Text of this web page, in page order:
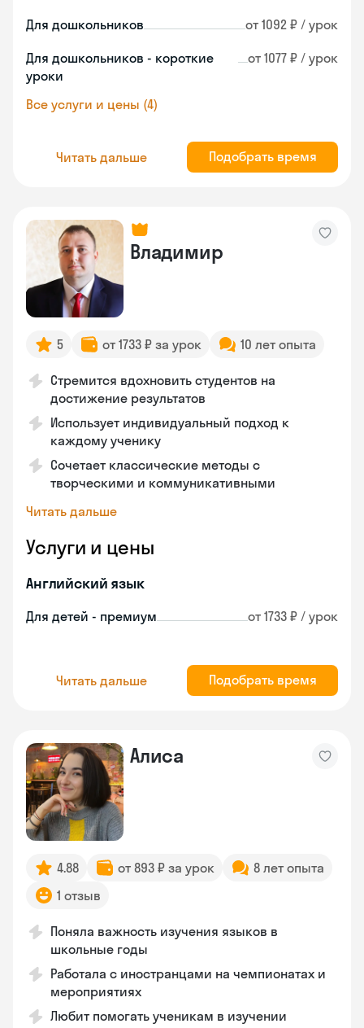
Для дошкольников от 1092 ₽ / урок
Для дошкольников - короткие
уроки
от 1077 ₽ / урок
Все услуги и цены (4)
Читать дальше Подобрать время
Владимир
5 от 1733 ₽ за урок 10 лет опыта
Стремится вдохновить студентов на
достижение результатов
Использует индивидуальный подход к
каждому ученику
Сочетает классические методы с
творческими и коммуникативными
Читать дальше
Услуги и цены
Английский язык
Для детей - премиум от 1733 ₽ / урок
Читать дальше Подобрать время
Алиса
4.88 от 893 ₽ за урок
8 лет опыта
1 отзыв
Поняла важность изучения языков в
школьные годы
Работала с иностранцами на чемпионатах и
мероприятиях
Любит помогать ученикам в изучении